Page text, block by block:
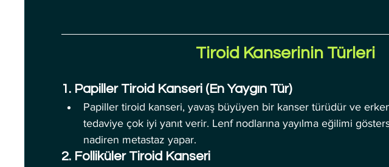
Tiroid Kanserinin Türleri
1. Papiller Tiroid Kanseri (En Yaygın Tür)
Papiller tiroid kanseri, yavaş büyüyen bir kanser türüdür ve
tedaviye çok iyi yanıt verir. Lenf nodlarına yayılma eğilimi
nadiren metastaz yapar.
2. Folliküler Tiroid Kanseri